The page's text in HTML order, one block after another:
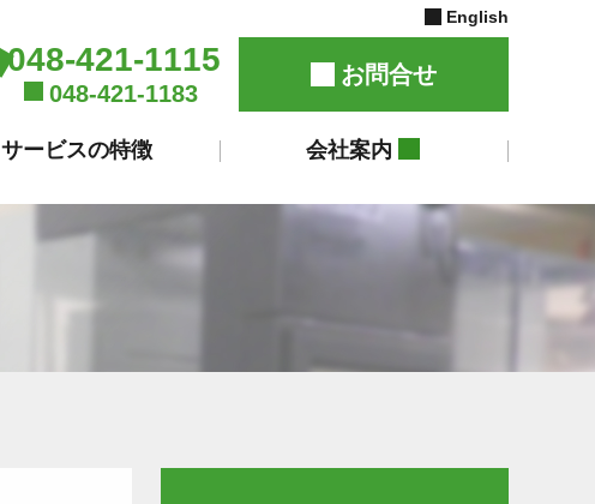
English
048-421-1115
048-421-1183
お問合せ
サービスの特徴 会社案内